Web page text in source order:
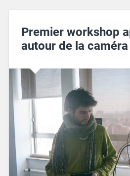
Premier workshop
autour de la